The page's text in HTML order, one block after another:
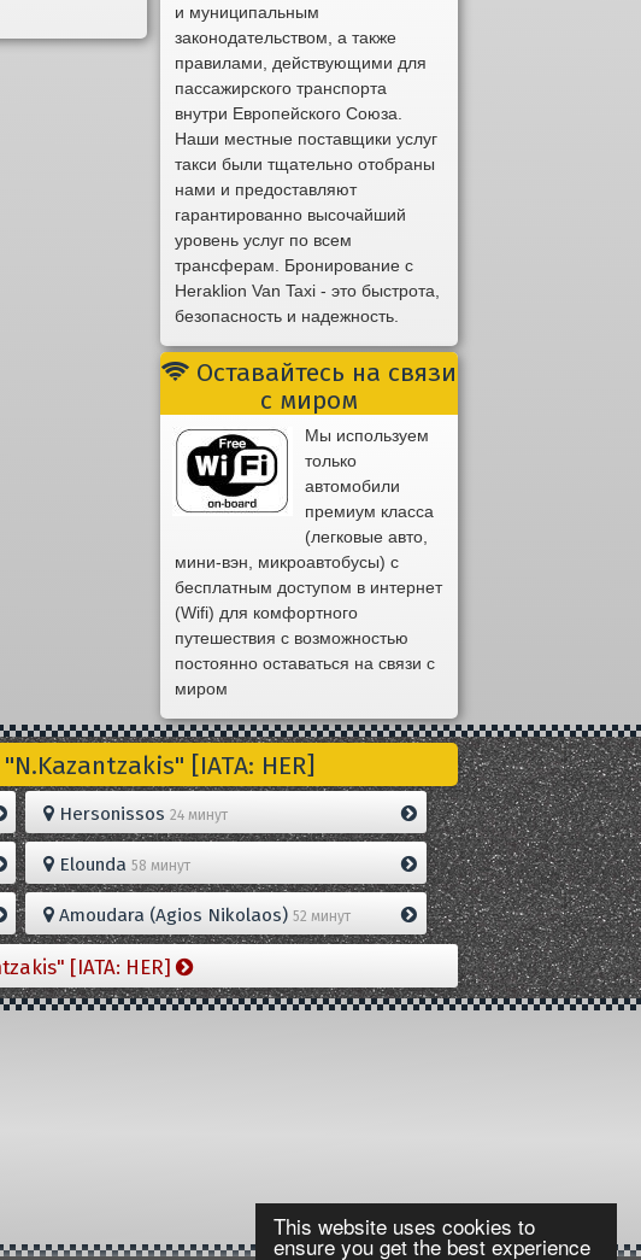
This website uses cookies to
ensure you get the best experience
и муниципальным
законодательством, а также
правилами, действующими для
пассажирского транспорта
внутри Европейского Союза.
Наши местные поставщики услуг
такси были тщательно отобраны
нами и предоставляют
гарантированно высочайший
уровень услуг по всем
трансферам. Бронирование с
Heraklion Van Taxi - это быстрота,
безопасность и надежность.
Оставайтесь на связи
с миром
Мы используем
только
автомобили
премиум класса
(легковые авто,
мини-вэн, микроавтобусы) с
бесплатным доступом в интернет
(Wifi) для комфортного
путешествия с возможностью
постоянно оставаться на связи с
миром
[IATA: HER]
Hersonissos24 минут
Elounda58 минут
Amoudara (Agios Nikolaos)52 минут
[IATA: HER]